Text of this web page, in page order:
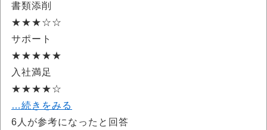
書類添削
★★★☆☆
サポート
★★★★★
入社満足
★★★★☆
…続きをみる
6 人が参考になったと回答